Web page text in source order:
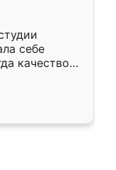
себе
качеством
уже почти